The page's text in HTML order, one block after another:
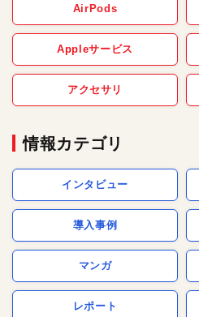
AirPods
Appleサービス
アクセサリ
情報カテゴリ
インタビュー
導入事例
マンガ
レポート